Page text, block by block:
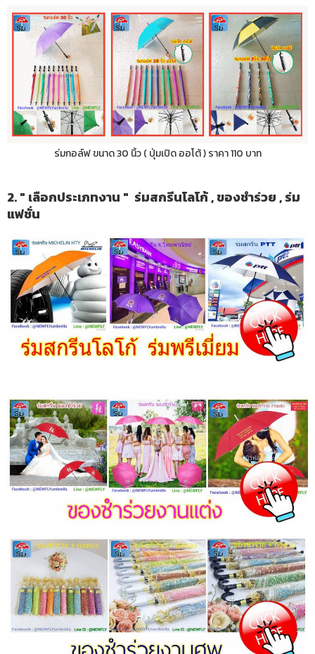
ร่มกอล์ฟ ขนาด 30 นิ้ว ( ปุ่มเปิด ออโต้ ) ราคา 110 บาท
2. " เลือกประเภทงาน " ร่มสกรีนโลโก้ , ของชำร่วย , ร่ม
แฟชั่น